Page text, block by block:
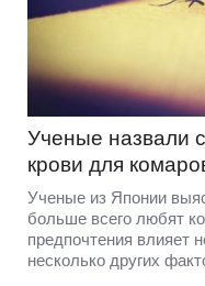
Ученые назвали
крови для
Ученые из Японии
больше всего любят
предпочтения влияет
несколько других